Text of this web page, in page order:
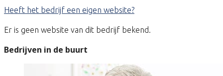
Heeft het bedrijf een eigen website?
Er is geen website van dit bedrijf bekend.
Bedrijven in de buurt